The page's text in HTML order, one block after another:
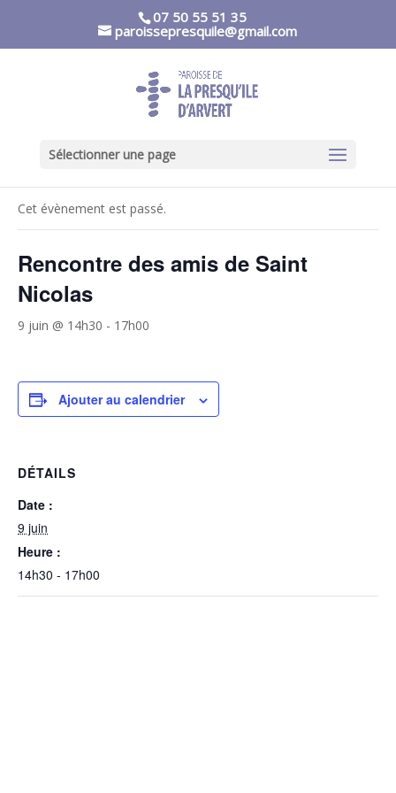
07 50 55 51 35
paroissepresquile@gmail.com
Sélectionner une page
« Tous les Évènements
Cet évènement est passé.
Rencontre des amis de Saint
Nicolas
9 juin @ 14h30 - 17h00
Ajouter au calendrier
DÉTAILS
Date :
9 juin
Heure :
14h30 - 17h00